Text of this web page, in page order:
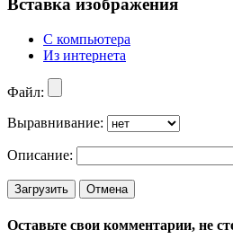
Вставка изображения
С компьютера
Из интернета
Файл:
Выравнивание:
Описание:
Загрузить Отмена
Оставьте свои комментарии, не